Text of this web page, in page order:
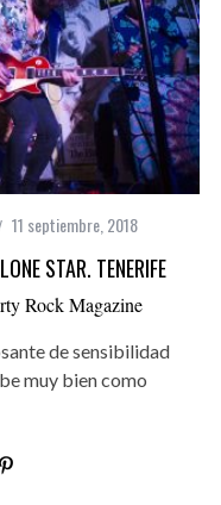
11 septiembre, 2018
STAR. TENERIFE
Rock Magazine
de sensibilidad
muy bien como